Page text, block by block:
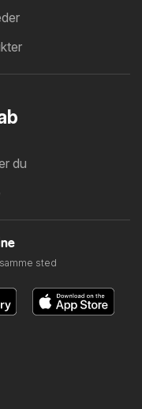
du
sted